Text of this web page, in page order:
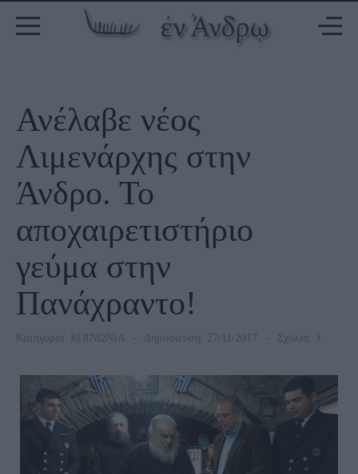
Ανέλαβε νέος
Λιμενάρχης στην
Άνδρο. Το
αποχαιρετιστήριο
γεύμα στην
Πανάχραντο!
Κατηγορία: ΚΟΙΝΩΝΙΑ Δημοσίευση: 27/11/2017 Σχόλια: 3